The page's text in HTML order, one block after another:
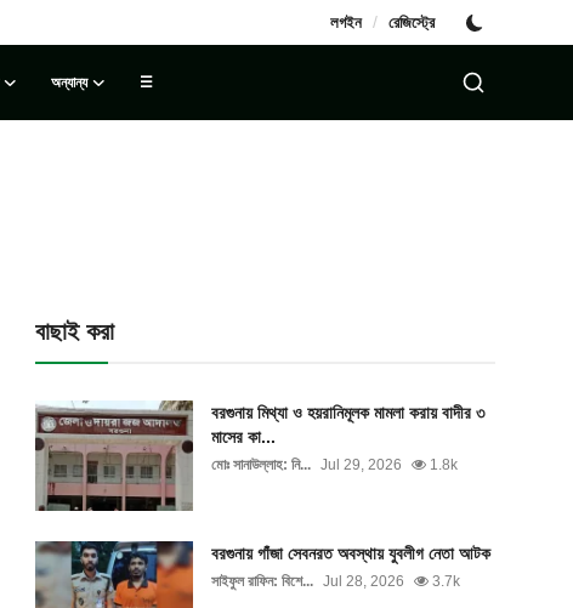
লগইন / রেজিস্ট্রে
অন্যান্য ☰
বাছাই করা
বরগুনায় মিথ্যা ও হয়রানিমূলক মামলা করায় বাদীর ৩
মাসের কা...
মোঃ সানাউল্লাহ: নি... Jul 29, 2026 1.8k
বরগুনায় গাঁজা সেবনরত অবস্থায় যুবলীগ নেতা আটক
সাইফুল রাফিন: বিশে... Jul 28, 2026 3.7k